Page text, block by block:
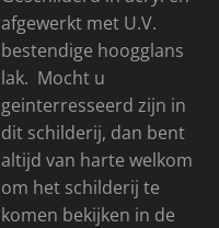
afgewerkt met U.V.
bestendige hoogglans
lak. Mocht u
geinterresseerd zijn in
dit schilderij, dan bent
altijd van harte welkom
om het schilderij te
komen bekijken in de